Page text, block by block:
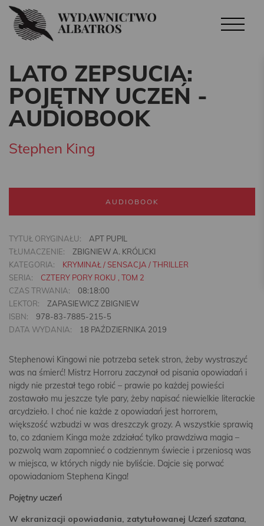
LATO ZEPSUCIA:
POJĘTNY UCZEŃ -
AUDIOBOOK
Stephen King
AUDIOBOOK
TYTUŁ ORYGINAŁU:
APT PUPIL
TŁUMACZENIE:
ZBIGNIEW A. KRÓLICKI
KATEGORIA:
KRYMINAŁ / SENSACJA / THRILLER
SERIA:
CZTERY PORY ROKU , TOM 2
CZAS TRWANIA:
08:18:00
LEKTOR:
ZAPASIEWICZ ZBIGNIEW
ISBN:
978-83-7885-215-5
DATA WYDANIA:
18 PAŹDZIERNIKA 2019
Stephenowi Kingowi nie potrzeba setek stron, żeby wystraszyć
was na śmierć! Mistrz Horroru zaczynał od pisania opowiadań i
nigdy nie przestał tego robić – prawie po każdej powieści
zostawało mu jeszcze tyle pary, żeby napisać niewielkie literackie
arcydzieło. I choć nie każde z opowiadań jest horrorem,
większość wzbudzi w was dreszczyk grozy. A wszystkie sprawią
to, co zdaniem Kinga może zdziałać tylko prawdziwa magia –
pozwolą wam zapomnieć o codziennym świecie i przeniosą was
w miejsca, w których nigdy nie byliście. Dajcie się porwać
opowiadaniom Stephena Kinga!
Pojętny uczeń
W ekranizacji opowiadania, zatytułowanej Uczeń szatana,